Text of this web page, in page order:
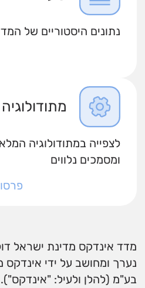
נתונים היסטוריים של
מתודולוגיה
לצפייה במתודולוגיה
ומסמכים נלווים
נערך ומחושב על ידי אינדקס
בע"מ (להלן ולעיל: